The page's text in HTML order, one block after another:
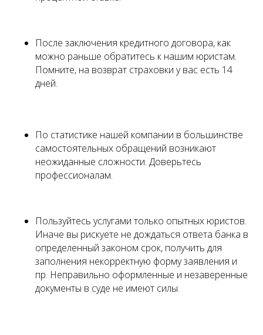
После заключения кредитного договора, как
можно раньше обратитесь к нашим юристам.
Помните, на возврат страховки у вас есть 14
дней.
По статистике нашей компании в большинстве
самостоятельных обращений возникают
неожиданные сложности. Доверьтесь
профессионалам.
Пользуйтесь услугами только опытных юристов.
Иначе вы рискуете не дождаться ответа банка в
определенный законом срок, получить для
заполнения некорректную форму заявления и
пр. Неправильно оформленные и незаверенные
документы в суде не имеют силы.